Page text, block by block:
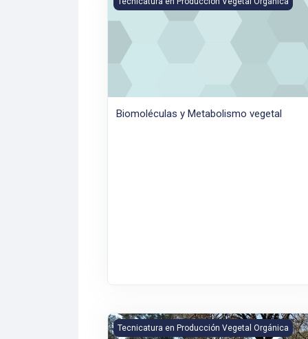
Biomoléculas y Metabolismo vegetal
Apicultura Sede Escobar
Tecnicatura en Producción Vegetal Orgánica